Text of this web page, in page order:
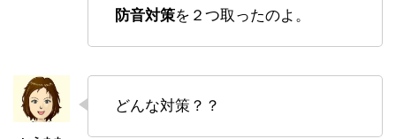
防音対策を２つ取ったのよ。
どんな対策？？